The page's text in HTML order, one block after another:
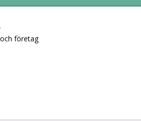
företag